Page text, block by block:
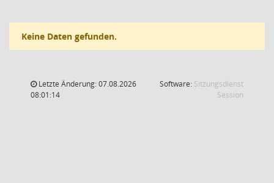
Keine Daten gefunden.
Letzte Änderung: 07.08.2026
08:01:14
Software: Sitzungsdienst
Session